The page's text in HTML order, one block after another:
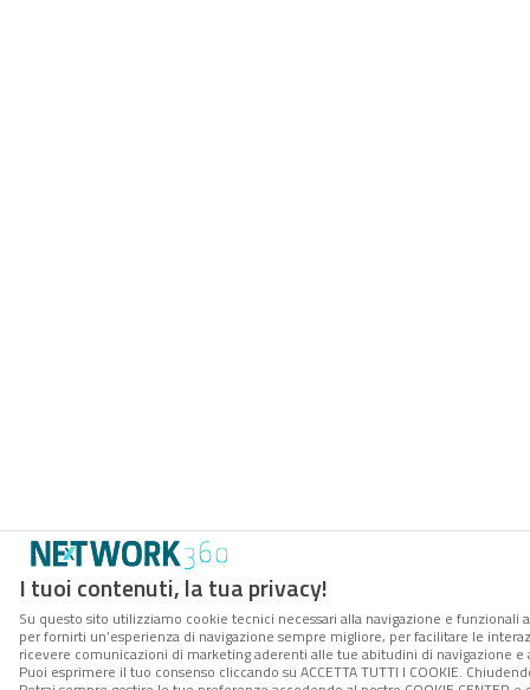
I tuoi contenuti, la tua privacy!
Su questo sito utilizziamo cookie tecnici necessari alla navigazione e funzionali
per fornirti un’esperienza di navigazione sempre migliore, per facilitare le
ricevere comunicazioni di marketing aderenti alle tue abitudini di navigazione e
Puoi esprimere il tuo consenso cliccando su ACCETTA TUTTI I COOKIE.